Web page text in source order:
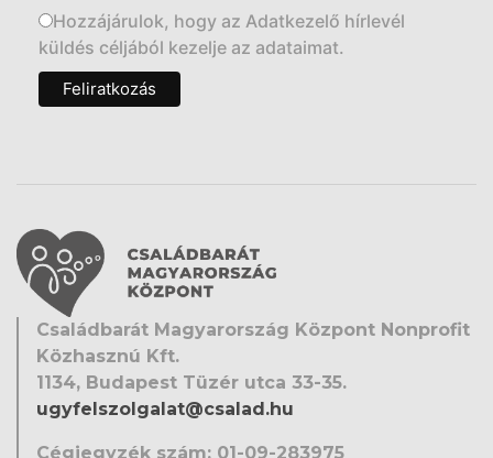
Hozzájárulok, hogy az Adatkezelő hírlevél
küldés céljából kezelje az adataimat.
Családbarát Magyarország Központ Nonprofit
Közhasznú Kft.
1134, Budapest Tüzér utca 33-35.
ugyfelszolgalat@csalad.hu
Cégjegyzék szám: 01-09-283975